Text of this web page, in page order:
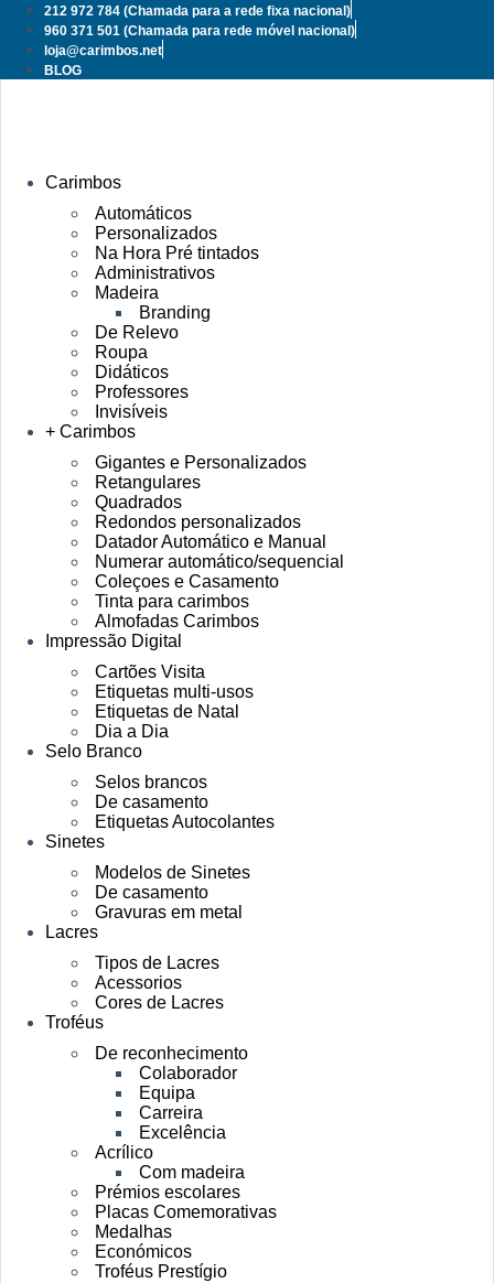
Pular
para
conteúdo
212 972 784 (Chamada para a rede fixa nacional)
960 371 501 (Chamada para rede móvel nacional)
loja@carimbos.net
BLOG
Carimbos
Automáticos
Personalizados
Na Hora Pré tintados
Administrativos
Madeira
Branding
De Relevo
Roupa
Didáticos
Professores
Invisíveis
+ Carimbos
Gigantes e Personalizados
Retangulares
Quadrados
Redondos personalizados
Datador Automático e Manual
Numerar automático/sequencial
Coleçoes e Casamento
Tinta para carimbos
Almofadas Carimbos
Impressão Digital
Cartões Visita
Etiquetas multi-usos
Etiquetas de Natal
Dia a Dia
Selo Branco
Selos brancos
De casamento
Etiquetas Autocolantes
Sinetes
Modelos de Sinetes
De casamento
Gravuras em metal
Lacres
Tipos de Lacres
Acessorios
Cores de Lacres
Troféus
De reconhecimento
Colaborador
Equipa
Carreira
Excelência
Acrílico
Com madeira
Prémios escolares
Placas Comemorativas
Medalhas
Económicos
Troféus Prestígio